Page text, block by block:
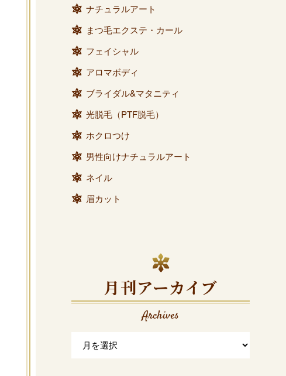
ナチュラルアート
まつ毛エクステ・カール
フェイシャル
アロマボディ
ブライダル&マタニティ
光脱毛（PTF脱毛）
ホクロつけ
男性向けナチュラルアート
ネイル
眉カット
月刊アーカイブ
Archives